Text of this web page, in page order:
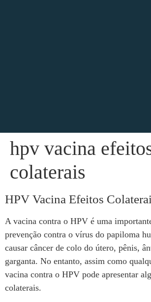
hpv vacina
colaterais
HPV Vacina Efeitos
A vacina contra o HPV é uma
prevenção contra o vírus do papiloma
causar câncer de colo do útero, pênis,
garganta. No entanto, assim como
vacina contra o HPV pode apresentar
colaterais.